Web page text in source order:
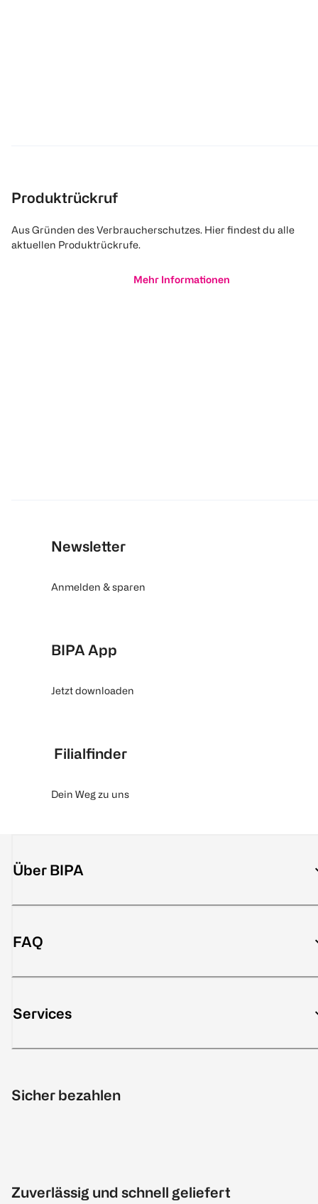
Produktrückruf
Aus Gründen des Verbraucherschutzes. Hier findest du alle
aktuellen Produktrückrufe.
Mehr Informationen
Newsletter
Anmelden & sparen
BIPA App
Jetzt downloaden
Filialfinder
Dein Weg zu uns
Über BIPA
FAQ
Services
Sicher bezahlen
Zuverlässig und schnell geliefert